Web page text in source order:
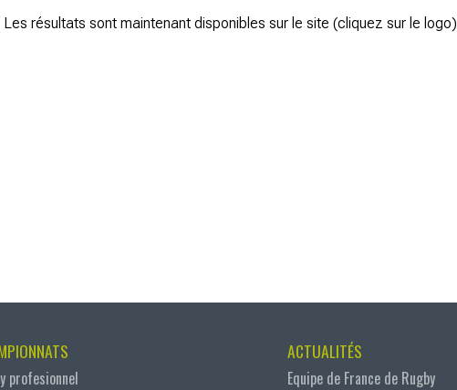
Les résultats sont maintenant disponibles sur le site (cliquez sur le logo)
profesionnel
ACTUALITÉS
Equipe de France de Rugby